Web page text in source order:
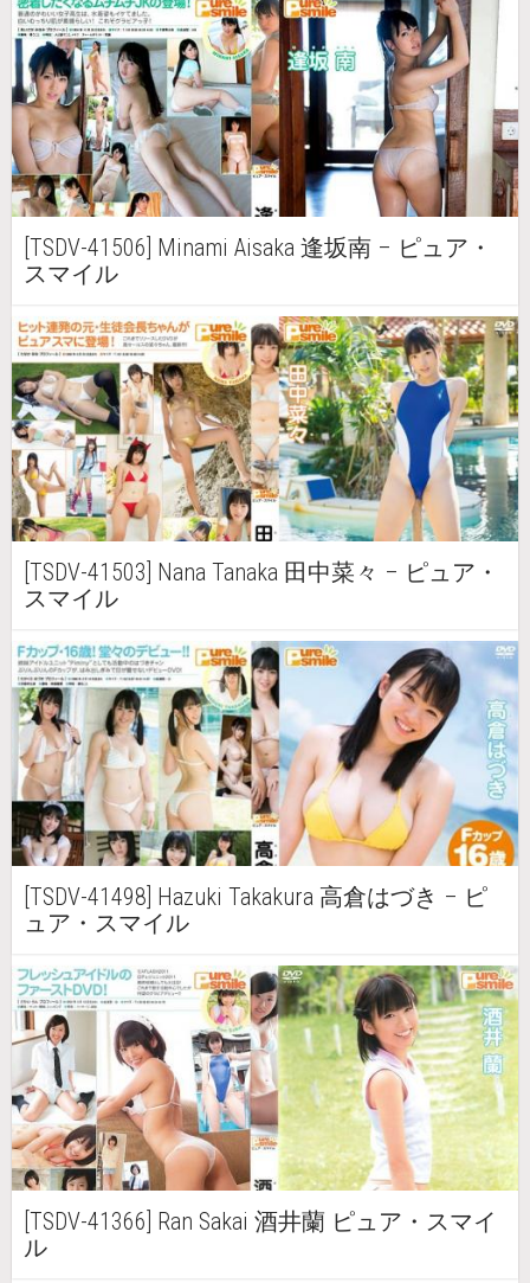
[TSDV-41506] Minami Aisaka 逢坂南 – ピュア・
スマイル
[TSDV-41503] Nana Tanaka 田中菜々 – ピュア・
スマイル
[TSDV-41498] Hazuki Takakura 高倉はづき – ピ
ュア・スマイル
[TSDV-41366] Ran Sakai 酒井蘭 ピュア・スマイ
ル